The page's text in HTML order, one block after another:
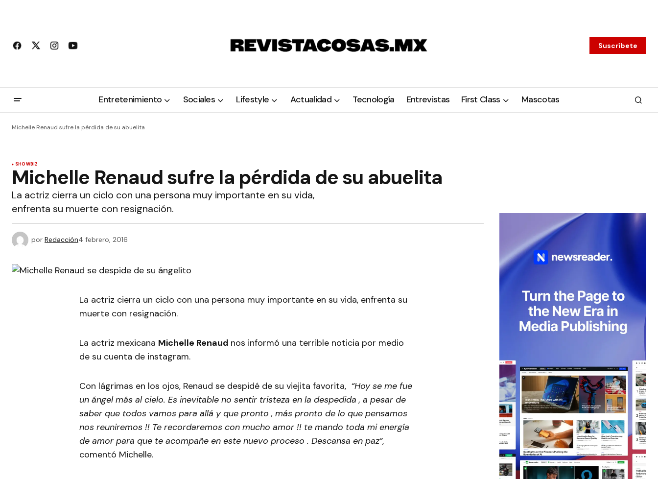
Suscríbete
Entretenimiento Sociales Lifestyle Actualidad Tecnología Entrevistas First Class Mascotas
Michelle Renaud sufre la pérdida de su abuelita
SHOWBIZ
Michelle Renaud sufre la pérdida de su abuelita
La actriz cierra un ciclo con una persona muy importante en su vida,
enfrenta su muerte con resignación.
por Redacción4 febrero, 2016
La actriz cierra un ciclo con una persona muy importante en su vida, enfrenta su
muerte con resignación.
La actriz mexicana Michelle Renaud nos informó una terrible noticia por medio
de su cuenta de instagram.
Con lágrimas en los ojos, Renaud se despidé de su viejita favorita, “Hoy se me fue
un ángel más al cielo. Es inevitable no sentir tristeza en la despedida , a pesar de
saber que todos vamos para allá y que pronto , más pronto de lo que pensamos
nos reuniremos !! Te recordaremos con mucho amor !! te mando toda mi energía
de amor para que te acompañe en este nuevo proceso . Descansa en paz”,
comentó Michelle.